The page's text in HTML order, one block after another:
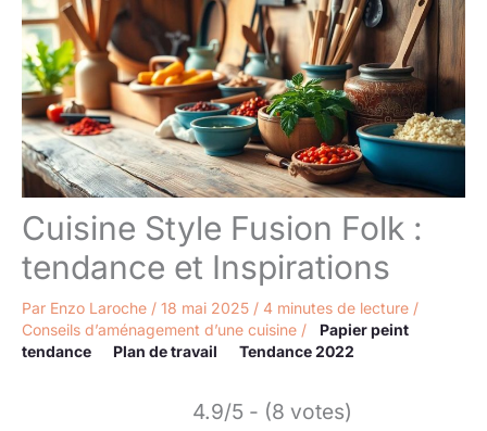
Cuisine Style Fusion Folk :
tendance et Inspirations
Par Enzo Laroche / 18 mai 2025 / 4 minutes de lecture /
Conseils d’aménagement d’une cuisine /
Papier peint
tendance
Plan de travail Tendance 2022
4.9/5 - (8 votes)